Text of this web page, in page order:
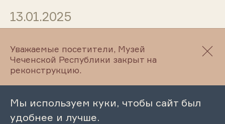
13.01.2025
«Этнографическое путешествие
в прошлое»
13.01.2025
Уважаемые посетители, Музей
Чеченской Республики закрыт на
реконструкцию.
Мы используем куки, чтобы сайт был
удобнее и лучше.